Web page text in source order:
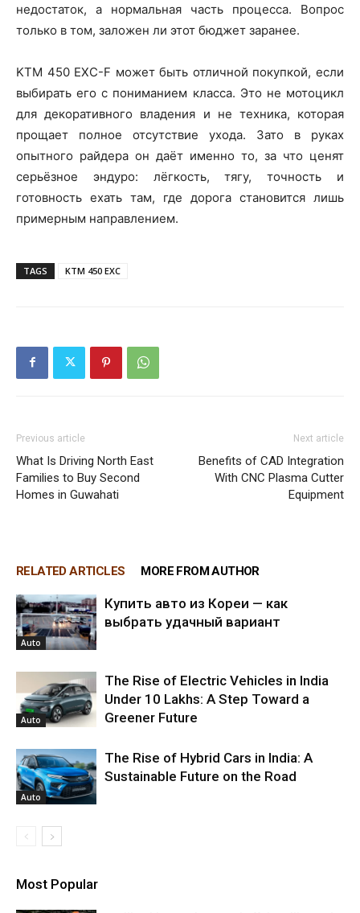
недостаток, а нормальная часть процесса. Вопрос
только в том, заложен ли этот бюджет заранее.
KTM 450 EXC-F может быть отличной покупкой, если
выбирать его с пониманием класса. Это не мотоцикл
для декоративного владения и не техника, которая
прощает полное отсутствие ухода. Зато в руках
опытного райдера он даёт именно то, за что ценят
серьёзное эндуро: лёгкость, тягу, точность и
готовность ехать там, где дорога становится лишь
примерным направлением.
TAGS KTM 450 EXC
Previous article
What Is Driving North East
Families to Buy Second
Homes in Guwahati
Next article
Benefits of CAD Integration
With CNC Plasma Cutter
Equipment
RELATED ARTICLES MORE FROM AUTHOR
Auto
Купить авто из Кореи — как
выбрать удачный вариант
Auto
The Rise of Electric Vehicles in India
Under 10 Lakhs: A Step Toward a
Greener Future
Auto
The Rise of Hybrid Cars in India: A
Sustainable Future on the Road
Most Popular